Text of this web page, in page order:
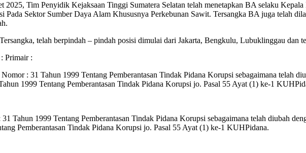
2025, Tim Penyidik Kejaksaan Tinggi Sumatera Selatan telah menetapkan BA selaku
Pada Sektor Sumber Daya Alam Khususnya Perkebunan Sawit. Tersangka BA juga telah
telah berpindah – pindah posisi dimulai dari Jakarta, Bengkulu, Lubuklinggau dan
Primair :
: 31 Tahun 1999 Tentang Pemberantasan Tindak Pidana Korupsi sebagaimana telah
1999 Tentang Pemberantasan Tindak Pidana Korupsi jo. Pasal 55 Ayat (1) ke-1
Tahun 1999 Tentang Pemberantasan Tindak Pidana Korupsi sebagaimana telah diubah
Pemberantasan Tindak Pidana Korupsi jo. Pasal 55 Ayat (1) ke-1 KUHPidana.